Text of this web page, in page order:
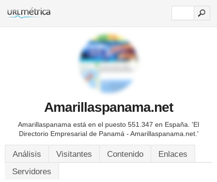
Amarillaspanama.net
Amarillaspanama está en el puesto 551.347 en España. 'El
Directorio Empresarial de Panamá - Amarillaspanama.net.'
Análisis Visitantes Contenido
Enlaces
Servidores